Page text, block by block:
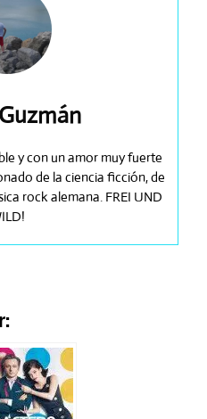
y con un amor muy fuerte
de la ciencia ficción, de
rock alemana. FREI UND